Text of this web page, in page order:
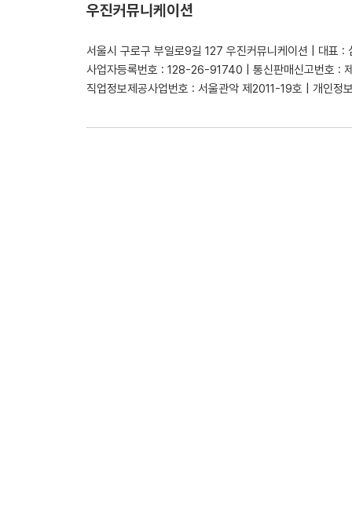
우진커뮤니케이션
서울시 구로구 부일로9길 127 우진커뮤니케이션 | 대표 :
사업자등록번호 : 128-26-91740 | 통신판매신고번호 :
직업정보제공사업번호 : 서울관악 제2011-19호 | 개인정